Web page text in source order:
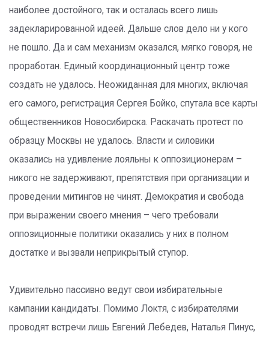
наиболее достойного, так и осталась всего лишь
задекларированной идеей. Дальше слов дело ни у кого
не пошло. Да и сам механизм оказался, мягко говоря, не
проработан. Единый координационный центр тоже
создать не удалось. Неожиданная для многих, включая
его самого, регистрация Сергея Бойко, спутала все карты
общественников Новосибирска. Раскачать протест по
образцу Москвы не удалось. Власти и силовики
оказались на удивление лояльны к оппозиционерам –
никого не задерживают, препятствия при организации и
проведении митингов не чинят. Демократия и свобода
при выражении своего мнения – чего требовали
оппозиционные политики оказались у них в полном
достатке и вызвали неприкрытый ступор.
Удивительно пассивно ведут свои избирательные
кампании кандидаты. Помимо Локтя, с избирателями
проводят встречи лишь Евгений Лебедев, Наталья Пинус,